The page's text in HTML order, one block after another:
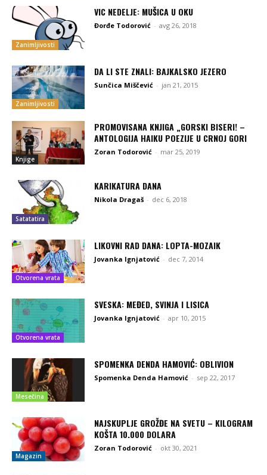
Zanimljivosti
VIC NEDELJE: MUŠICA U OKU
Đorđe Todorović - avg 26, 2018
Zanimljivosti
DA LI STE ZNALI: BAJKALSKO JEZERO
Sunčica Miščević - jan 21, 2015
Knjige
PROMOVISANA KNJIGA „GORSKI BISERI! –
ANTOLOGIJA HAIKU POEZIJE U CRNOJ GORI
Zoran Todorović - mar 25, 2019
Satatatira
KARIKATURA DANA
Nikola Dragaš - dec 6, 2018
Otvorena vrata
LIKOVNI RAD DANA: LOPTA-MOZAIK
Jovanka Ignjatović - dec 7, 2014
Otvorena vrata
SVESKA: MEĐED, SVINJA I LISICA
Jovanka Ignjatović - apr 10, 2015
Mesečina
SPOMENKA DENDA HAMOVIĆ: OBLIVION
Spomenka Denda Hamović - sep 22, 2017
Magazin
NAJSKUPLJE GROŽĐE NA SVETU – KILOGRAM
KOŠTA 10.000 DOLARA
Zoran Todorović - okt 30, 2021